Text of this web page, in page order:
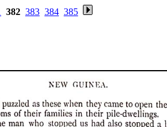
382 383 384 385